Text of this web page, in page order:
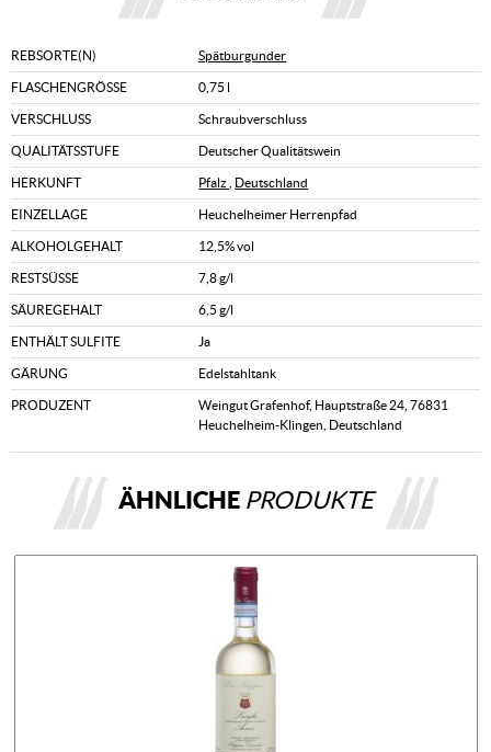
REBSORTE(N) Spätburgunder
FLASCHENGRÖSSE 0,75 l
VERSCHLUSS Schraubverschluss
QUALITÄTSSTUFE Deutscher Qualitätswein
HERKUNFT Pfalz Deutschland
EINZELLAGE Heuchelheimer Herrenpfad
ALKOHOLGEHALT 12,5% vol
RESTSÜSSE 7,8 g/l
SÄUREGEHALT 6,5 g/l
ENTHÄLT SULFITE Ja
GÄRUNG Edelstahltank
PRODUZENT
Weingut Grafenhof, Hauptstraße 24, 76831
Heuchelheim-Klingen, Deutschland
ÄHNLICHE PRODUKTE